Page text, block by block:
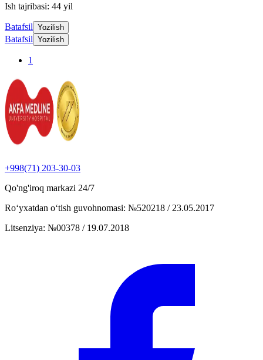
Ish tajribasi: 44 yil
Batafsil Yozilish
Batafsil Yozilish
1
+998(71) 203-30-03
Qo'ng'iroq markazi 24/7
Ro‘yxatdan o‘tish guvohnomasi: №520218 / 23.05.2017
Litsenziya: №00378 / 19.07.2018